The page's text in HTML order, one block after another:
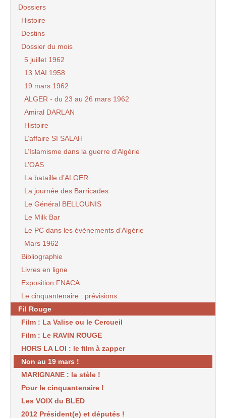
Dossiers
Histoire
Destins
Dossier du mois
5 juillet 1962
13 MAI 1958
19 mars 1962
ALGER - du 23 au 26 mars 1962
Amiral DARLAN
Histoire
L’affaire SI SALAH
L’Islamisme dans la guerre d’Algérie
L’OAS
La bataille d’ALGER
La journée des Barricades
Le Général BELLOUNIS
Le Milk Bar
Le PC dans les évènements d’Algérie
Mars 1962
Bibliographie
Livres en ligne
Exposition FNACA
Le cinquantenaire : prévisions.
Fil Rouge
Film : La Valise ou le Cercueil
Film : Le RAVIN ROUGE
HORS LA LOI : le film à zapper
Non au 19 mars !
MARIGNANE : la stèle !
Pour le cinquantenaire !
Les VOIX du BLED
2012 Président(e) et députés !